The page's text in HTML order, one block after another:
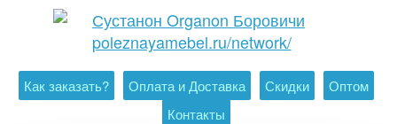
Перейти
Как заказать? Оплата и Доставка Скидки
Оптом
Контакты